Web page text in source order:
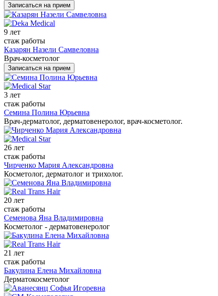
Записаться на прием
9 лет
стаж работы
Казарян Назели Самвеловна
Врач-косметолог
Записаться на прием
3 лет
стаж работы
Семина Полина Юрьевна
Врач-дерматолог, дерматовенеролог, врач-косметолог.
26 лет
стаж работы
Чирченко Мария Александровна
Косметолог, дерматолог и трихолог.
20 лет
стаж работы
Семенова Яна Владимировна
Косметолог - дерматовенеролог
21 лет
стаж работы
Бакулина Елена Михайловна
Дерматокосметолог